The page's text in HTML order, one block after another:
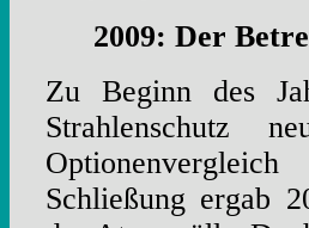
2009: Der
Zu Beginn des
Strahlenschutz
Schließung ergab